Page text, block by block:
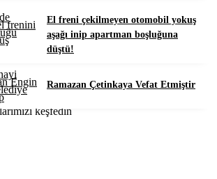
El freni çekilmeyen otomobil yokuş
aşağı inip apartman boşluğuna
düştü!
Ramazan Çetinkaya Vefat Etmiştir
keşfedin